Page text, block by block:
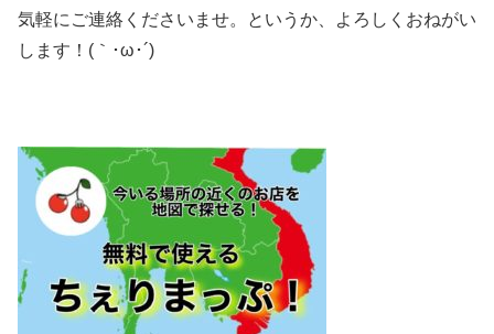
気軽にご連絡くださいませ。というか、よろしくおねがい
します！(｀･ω･´)ゞ